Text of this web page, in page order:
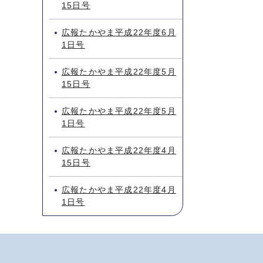
15日号
広報たかやま平成22年度6月
1日号
広報たかやま平成22年度5月
15日号
広報たかやま平成22年度5月
1日号
広報たかやま平成22年度4月
15日号
広報たかやま平成22年度4月
1日号